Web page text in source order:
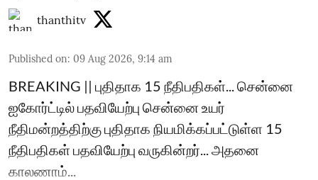
thanthitv
Published on: 09 Aug 2026, 9:14 am
BREAKING || புதிதாக 15 நீதிபதிகள்... சென்னை
ஐகோர்ட்டில் பதவியேற்பு சென்னை உயர்
நீதிமன்றத்திற்கு புதிதாக நியமிக்கப்பட்டுள்ள 15
நீதிபதிகள் பதவியேற்பு வருகின்றர்... அதனை
காலணாம்...